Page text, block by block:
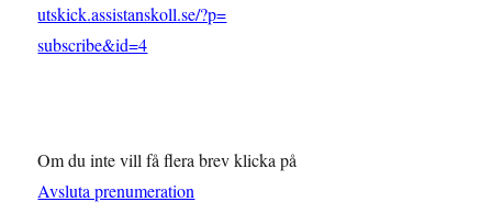
utskick.assistanskoll.se/?p=
subscribe&id=4
Om du inte vill få flera brev klicka på
Avsluta prenumeration